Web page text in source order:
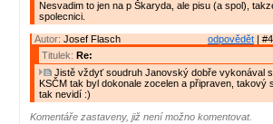
Nesvadim to jen na p Škaryda, ale pisu (a spol),
spolecnici.
odpovědět |
Autor: Josef Flasch
Titulek: Re:
Jistě vždyť soudruh Janovský dobře vykonával
KSČM tak byl dokonale zocelen a připraven, takový
tak nevidí :)
Komentáře zastaveny, již není možno komentovat.